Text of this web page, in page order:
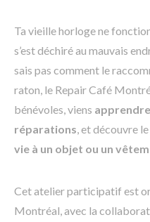
Ta vieille horloge ne
s’est déchiré au mauvais
sais pas comment le
raton, le Repair Café
bénévoles, viens
réparations, et découvre
vie à un objet ou un
Cet atelier participatif est
Montréal, avec la